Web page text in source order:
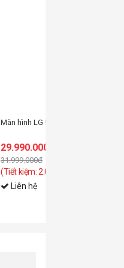
Màn hình LG UltraGear
29.990.000đ
31.999.000đ
(Tiết kiệm: 2.009.000đ)
Liên hệ